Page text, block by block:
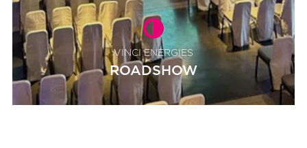
92100 Boulogne-Billancourt
06 18 05 93 00
VINCI ENERGIES
ROADSHOW